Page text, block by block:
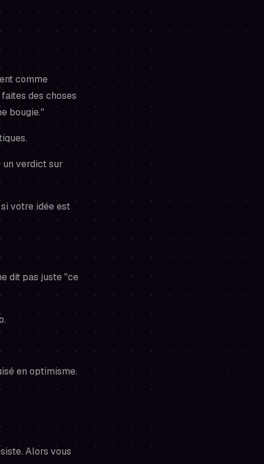
comme
des choses
bougie."
un verdict sur
votre idée est
dit pas juste "ce
en optimisme.
Alors vous